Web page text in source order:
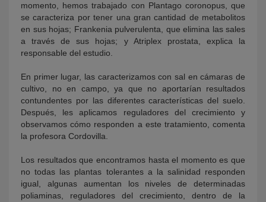
momento, hemos trabajado con Plantago coronopus, que
se caracteriza por tener una gran cantidad de metabolitos
en sus hojas; Frankenia pulverulenta, que elimina las sales
a través de sus hojas; y Atriplex prostata, explica la
responsable del estudio.
En primer lugar, las caracterizamos con sal en cámaras de
cultivo, no en campo, ya que no aportarían resultados
contundentes por las diferentes características del suelo.
Después, les aplicamos reguladores del crecimiento y
observamos cómo responden a este tratamiento, comenta
la profesora Cordovilla.
Los resultados que encontramos hasta el momento es que
no todas las plantas tolerantes a la salinidad responden
igual, algunas aumentan los niveles de determinadas
poliaminas, reguladores del crecimiento, dentro de la